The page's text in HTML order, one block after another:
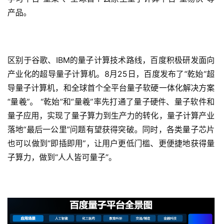
T
a
k
产品。
区别于谷歌、IBM的量子计算技术路线，百度积极研发面向
产业化的超导量子计算机。8月25日，百度发布了“乾始”超
导量子计算机，和全球首个全平台量子软硬一体化解决方案
“量羲”。 “乾始”和“量羲”率先打通了量子硬件、量子软件和
量子应用，实现了量子算力到生产力的转化，量子计算产业
落地“最后一公里”问题有望获得突破。同时，各类量子芯片
也可以做到“即插即用”，让用户更低门槛、更便捷地获得量
子算力，做到“人人皆可量子”。